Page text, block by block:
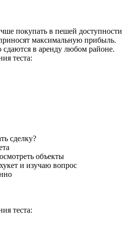
покупать в пешей доступности
максимальную прибыль.
в аренду любом районе.
теста:
сделку?
объекты
и изучаю вопрос
теста: